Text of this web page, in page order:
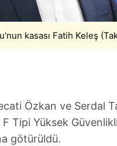
kasası Fatih Keleş
Özkan ve Serdal
Tipi Yüksek
götürüldü.